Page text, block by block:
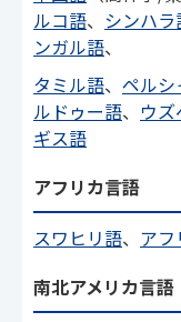
ルコ語、 シンハラ
ンガル語、
タミル語、 ペルシ
ルドゥー語、 ウ
ギス語
アフリカ言語
スワヒリ語、 ア
南北アメリカ言語